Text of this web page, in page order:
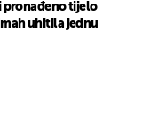
pronađeno tijelo
uhitila jednu